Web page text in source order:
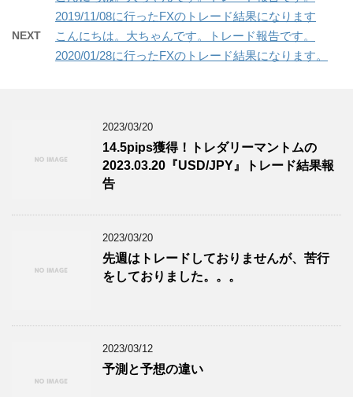
2019/11/08に行ったFXのトレード結果になります
NEXT
こんにちは。大ちゃんです。トレード報告です。
2020/01/28に行ったFXのトレード結果になります。
2023/03/20
14.5pips獲得！トレダリーマントムの
2023.03.20『USD/JPY』トレード結果報
告
2023/03/20
先週はトレードしておりませんが、苦行
をしておりました。。。
2023/03/12
予測と予想の違い